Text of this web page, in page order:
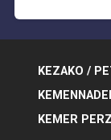
KEZAKO /
KEMER